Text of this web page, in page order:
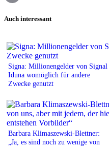
Auch interessant
Signa: Millionengelder von Signal
Iduna womöglich für andere
Zwecke genutzt
Barbara Klimaszewski-Blettner:
„Ja, es sind noch zu wenige von